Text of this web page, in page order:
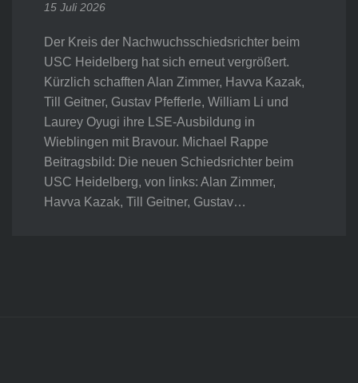
15 Juli 2026
Der Kreis der Nachwuchsschiedsrichter beim
USC Heidelberg hat sich erneut vergrößert.
Kürzlich schafften Alan Zimmer, Havva Kazak,
Till Geitner, Gustav Pfefferle, William Li und
Laurey Oyugi ihre LSE-Ausbildung in
Wieblingen mit Bravour. Michael Rappe
Beitragsbild: Die neuen Schiedsrichter beim
USC Heidelberg, von links: Alan Zimmer,
Havva Kazak, Till Geitner, Gustav…